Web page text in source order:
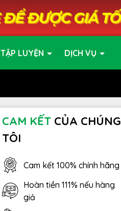
TẬP LUYỆN DỊCH VỤ
CAM KẾTCỦA CHÚNG
TÔI
Cam kết 100% chính hãng
Hoàn tiền 111% nếu hàng
giả